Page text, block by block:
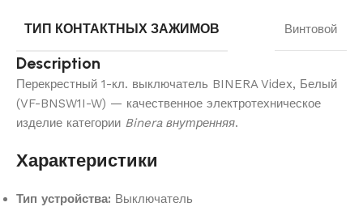
ТИП КОНТАКТНЫХ ЗАЖИМОВ Винтовой
Description
Перекрестный 1-кл. выключатель BINERA Videx, Белый
(VF-BNSW1I-W) — качественное электротехническое
изделие категории Binera внутренняя.
Характеристики
Тип устройства: Выключатель